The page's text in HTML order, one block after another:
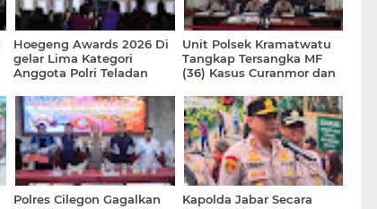
Hoegeng Awards 2026 Di
gelar Lima Kategori
Anggota Polri Teladan
Unit Polsek Kramatwatu
Tangkap Tersangka MF
(36) Kasus Curanmor dan
Polres Cilegon Gagalkan
Kapolda Jabar Secara